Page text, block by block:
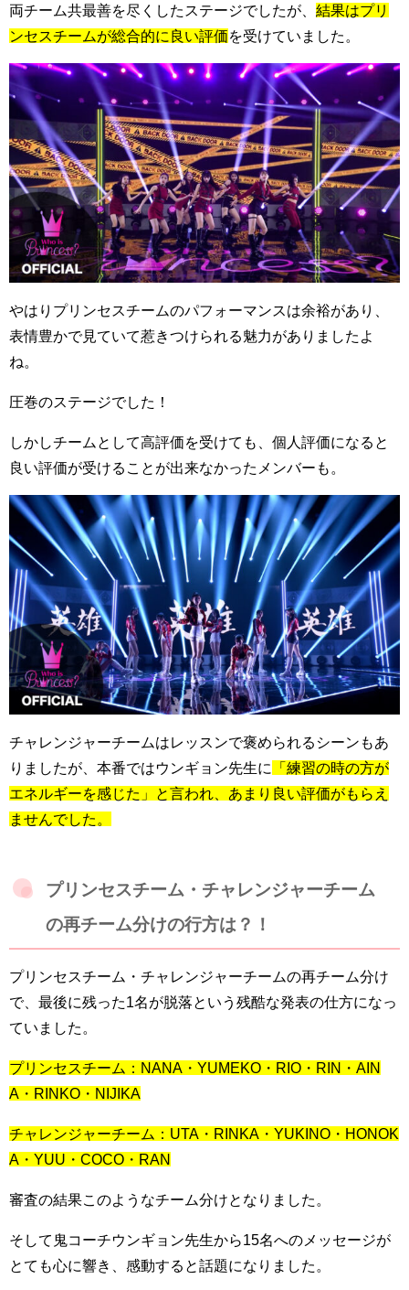
両チーム共最善を尽くしたステージでしたが、 結果はプリ
ンセスチームが総合的に良い評価を受けていました。
やはりプリンセスチームのパフォーマンスは余裕があり、
表情豊かで見ていて惹きつけられる魅力がありましたよ
ね。
圧巻のステージでした！
しかしチームとして高評価を受けても、個人評価になると
良い評価が受けることが出来なかったメンバーも。
チャレンジャーチームはレッスンで褒められるシーンもあ
りましたが、本番ではウンギョン先生に
「練習の時の方が
エネルギーを感じた」と言われ、あまり良い評価がもらえ
ませんでした。
プリンセスチーム・チャレンジャーチーム
の再チーム分けの行方は？！
プリンセスチーム・チャレンジャーチームの再チーム分け
で、最後に残った1名が脱落という残酷な発表の仕方になっ
ていました。
プリンセスチーム：NANA・YUMEKO・RIO・RIN・AIN
A・RINKO・NIJIKA
チャレンジャーチーム：UTA・RINKA・YUKINO・HONOK
A・YUU・COCO・RAN
審査の結果このようなチーム分けとなりました。
そして鬼コーチウンギョン先生から15名へのメッセージが
とても心に響き、感動すると話題になりました。